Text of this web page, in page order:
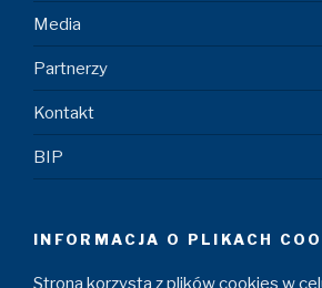
Media
Partnerzy
Kontakt
BIP
INFORMACJA O PLIKACH